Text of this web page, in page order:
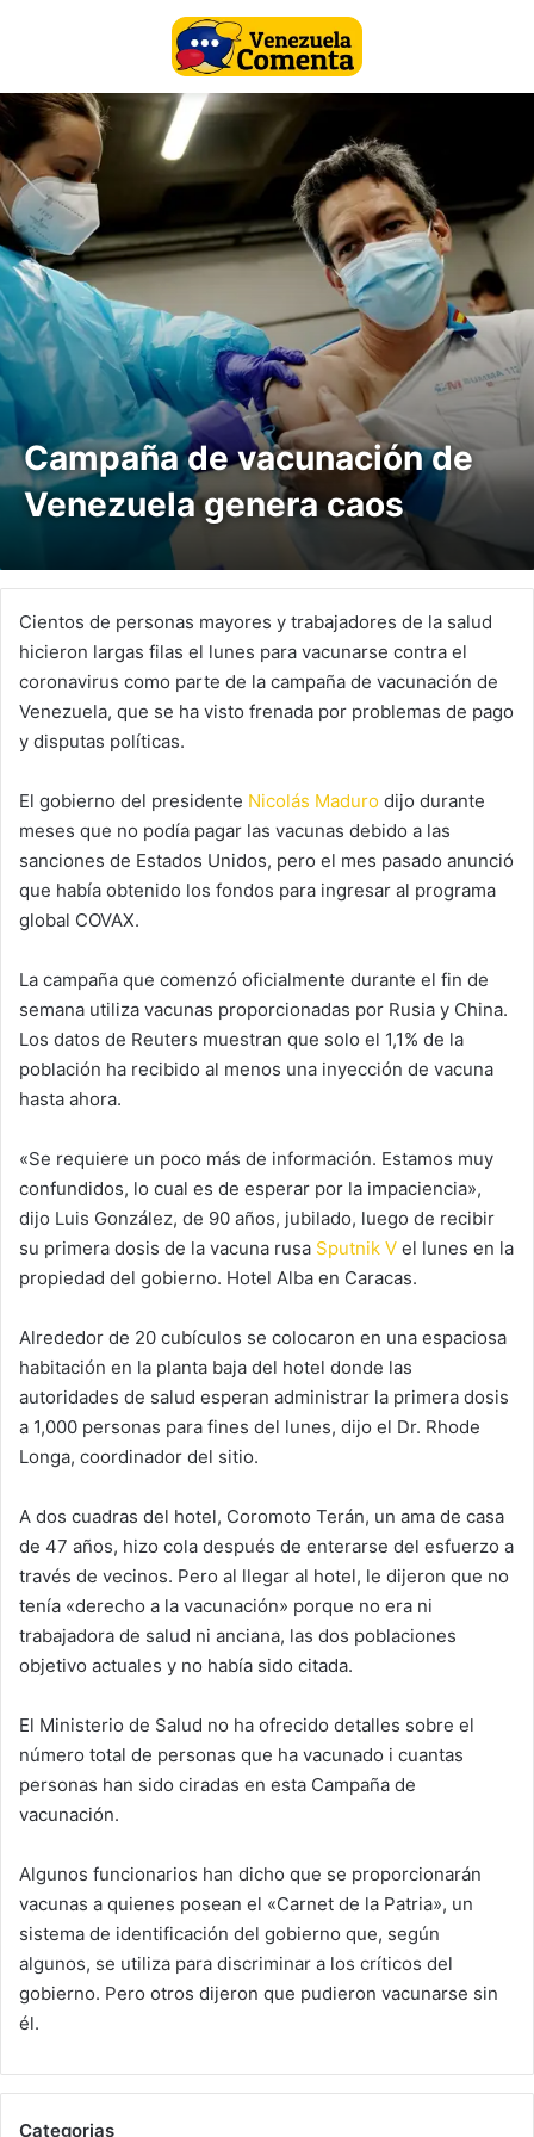
Campaña de vacunación de
Venezuela genera caos
Cientos de personas mayores y trabajadores de la salud
hicieron largas filas el lunes para vacunarse contra el
coronavirus como parte de la campaña de vacunación de
Venezuela, que se ha visto frenada por problemas de pago
y disputas políticas.
El gobierno del presidente Nicolás Maduro dijo durante
meses que no podía pagar las vacunas debido a las
sanciones de Estados Unidos, pero el mes pasado anunció
que había obtenido los fondos para ingresar al programa
global COVAX.
La campaña que comenzó oficialmente durante el fin de
semana utiliza vacunas proporcionadas por Rusia y China.
Los datos de Reuters muestran que solo el 1,1% de la
población ha recibido al menos una inyección de vacuna
hasta ahora.
«Se requiere un poco más de información. Estamos muy
confundidos, lo cual es de esperar por la impaciencia»,
dijo Luis González, de 90 años, jubilado, luego de recibir
su primera dosis de la vacuna rusa Sputnik V el lunes en la
propiedad del gobierno. Hotel Alba en Caracas.
Alrededor de 20 cubículos se colocaron en una espaciosa
habitación en la planta baja del hotel donde las
autoridades de salud esperan administrar la primera dosis
a 1,000 personas para fines del lunes, dijo el Dr. Rhode
Longa, coordinador del sitio.
A dos cuadras del hotel, Coromoto Terán, un ama de casa
de 47 años, hizo cola después de enterarse del esfuerzo a
través de vecinos. Pero al llegar al hotel, le dijeron que no
tenía «derecho a la vacunación» porque no era ni
trabajadora de salud ni anciana, las dos poblaciones
objetivo actuales y no había sido citada.
El Ministerio de Salud no ha ofrecido detalles sobre el
número total de personas que ha vacunado i cuantas
personas han sido ciradas en esta Campaña de
vacunación.
Algunos funcionarios han dicho que se proporcionarán
vacunas a quienes posean el «Carnet de la Patria», un
sistema de identificación del gobierno que, según
algunos, se utiliza para discriminar a los críticos del
gobierno. Pero otros dijeron que pudieron vacunarse sin
él.
Categorias